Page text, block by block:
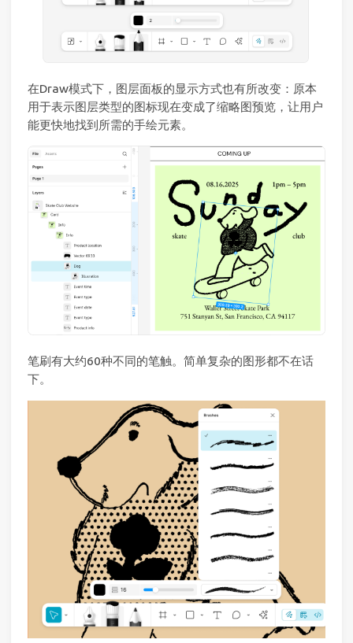
在Draw模式下，图层面板的显示方式也有所改变：原本
用于表示图层类型的图标现在变成了缩略图预览，让用户
能更快地找到所需的手绘元素。
笔刷有大约60种不同的笔触。简单复杂的图形都不在话
下。